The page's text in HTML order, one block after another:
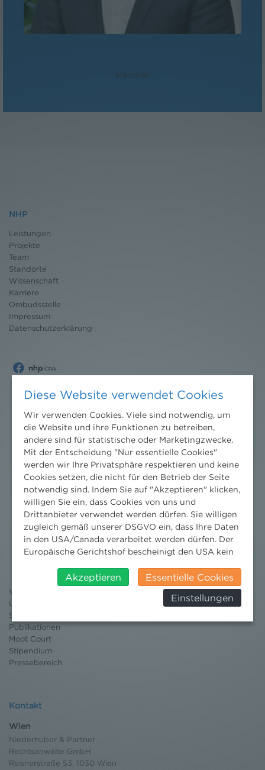
Partner
NHP
Leistungen
Projekte
Team
Standorte
Wissenschaft
Karriere
Ombudsstelle
Impressum
Datenschutzerklärung
Nachrichten
News aktuell
Newsletter
3 Minuten Umweltrecht
Willkommen Umweltrecht
Umweltrechtsblog
Seminare
Publikationen
Moot Court
Stipendium
Pressebereich
Kontakt
Wien
Niederhuber & Partner
Rechtsanwälte GmbH
Reisnerstraße 53, 1030 Wien
Diese Website verwendet Cookies
Wir verwenden Cookies. Viele sind notwendig, um
die Website und ihre Funktionen zu betreiben,
andere sind für statistische oder Marketingzwecke.
Mit der Entscheidung "Nur essentielle Cookies"
werden wir Ihre Privatsphäre respektieren und keine
Cookies setzen, die nicht für den Betrieb der Seite
notwendig sind. Indem Sie auf "Akzeptieren" klicken,
willigen Sie ein, dass Cookies von uns und
Drittanbieter verwendet werden dürfen. Sie willigen
zugleich gemäß unserer DSGVO ein, dass Ihre Daten
in den USA/Canada verarbeitet werden dürfen. Der
Europäische Gerichtshof bescheinigt den USA kein
insbesondere das Risiko, dass ihre Daten durch US-
Behörden, zu Kontroll- und zu
Überwachungszwecken, verarbeitet werden und
werden können. Zudem finden Sie am
Bildschirmrand ein Cookie-Icon wo Sie jederzeit Ihre
Einwilligung widerrufen und Widerspruch ausüben.
Weitere Infomationen finden Sie hier:
Akzeptieren
Essentielle Cookies
Einstellungen